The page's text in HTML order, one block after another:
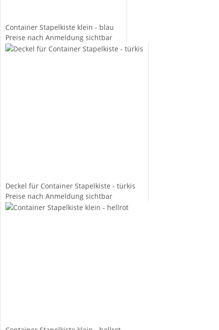
Container Stapelkiste klein - blau
Preise nach Anmeldung sichtbar
Deckel für Container Stapelkiste - türkis
Preise nach Anmeldung sichtbar